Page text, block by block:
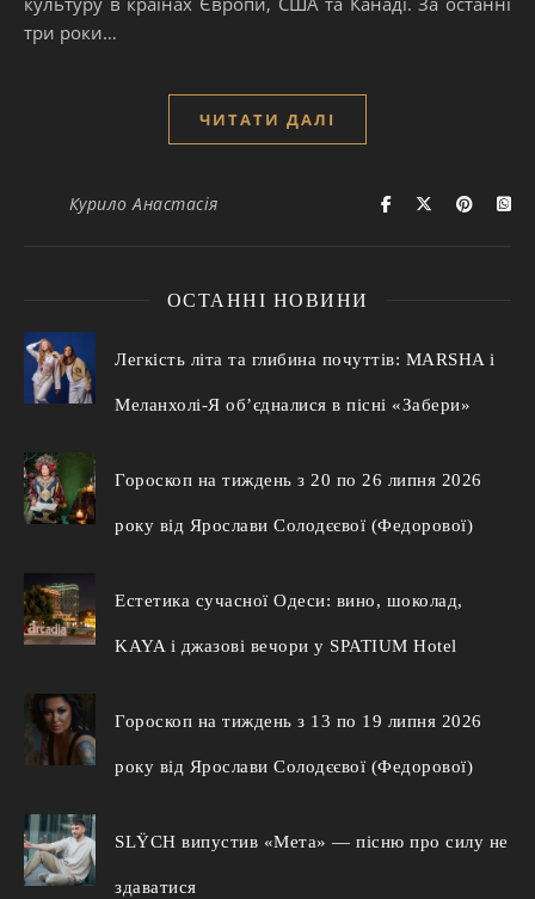
три роки…
ЧИТАТИ ДАЛІ
Курило Анастасія
ОСТАННІ НОВИНИ
Легкість літа та глибина почуттів: MARSHA і
Меланхолі-Я об’єдналися в пісні «Забери»
Гороскоп на тиждень з 20 по 26 липня 2026
року від Ярослави Солодєєвої (Федорової)
Естетика сучасної Одеси: вино, шоколад,
KAYA і джазові вечори у SPATIUM Hotel
Гороскоп на тиждень з 13 по 19 липня 2026
року від Ярослави Солодєєвої (Федорової)
SLŸCH випустив «Мета» — пісню про силу не
здаватися